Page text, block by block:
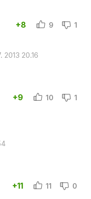
+8 9 1
2013 20.16
+9 10 1
+11 11 0